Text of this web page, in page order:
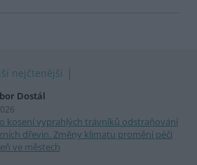
nejčtenější
Dostál
kosení vyprahlých trávníků odstraňování
dřevin. Změny klimatu promění péči
ve městech